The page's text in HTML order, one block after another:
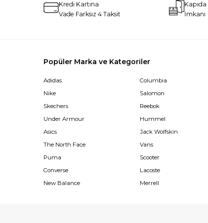
Kredi Kartına
Vade Farksız 4 Taksit
İmkanı
Popüler Marka ve Kategoriler
Adidas
Nike
Skechers
Under Armour
Asics
The North Face
Puma
Converse
New Balance
Columbia
Salomon
Reebok
Hummel
Jack Wolfskin
Vans
Scooter
Lacoste
Merrell